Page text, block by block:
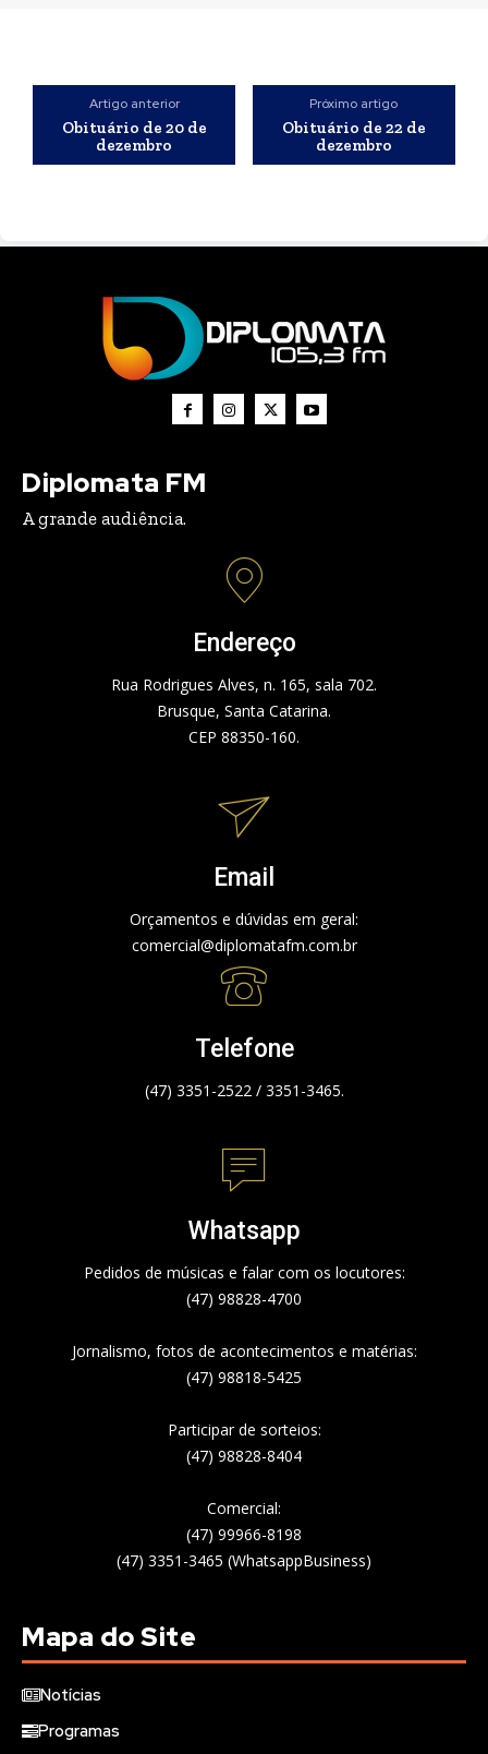
Artigo anterior
Obituário de 20 de
dezembro
Próximo artigo
Obituário de 22 de
dezembro
Diplomata FM
A grande audiência.
Endereço
Rua Rodrigues Alves, n. 165, sala 702.
Brusque, Santa Catarina.
CEP 88350-160.
Email
Orçamentos e dúvidas em geral:
comercial@diplomatafm.com.br
Telefone
(47) 3351-2522 / 3351-3465.
Whatsapp
Pedidos de músicas e falar com os locutores:
(47) 98828-4700
Jornalismo, fotos de acontecimentos e matérias:
(47) 98818-5425
Participar de sorteios:
(47) 98828-8404
Comercial:
(47) 99966-8198
(47) 3351-3465 (WhatsappBusiness)
Mapa do Site
Notícias
Programas